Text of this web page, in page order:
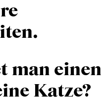
man einen
Katze?